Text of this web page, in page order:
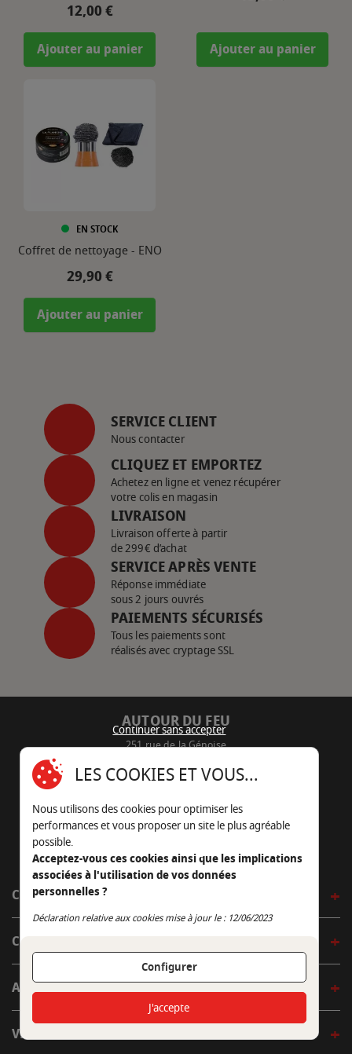
Prix
12,00 €
Ajouter au panier Ajouter au panier
EN STOCK
Coffret de nettoyage - ENO
Prix
29,90 €
Ajouter au panier
SERVICE CLIENT
Nous contacter
CLIQUEZ ET EMPORTEZ
Achetez en ligne et venez récupérer
votre colis en magasin
LIVRAISON
Livraison offerte à partir
de 299€ d’achat
SERVICE APRÈS VENTE
Réponse immédiate
sous 2 jours ouvrés
PAIEMENTS SÉCURISÉS
Tous les paiements sont
réalisés avec cryptage SSL
AUTOUR DU FEU
251 rue de la Génoise
05 45 22 98 09
Nous envoyer un e-mail
CÔTÉ OUTDOOR
CÔTÉ INDOOR
AUTOUR DE LA TABLE
VENIR EN BOUTIQUE
Continuer sans accepter
LES COOKIES ET VOUS...
Nous utilisons des cookies pour optimiser les
performances et vous proposer un site le plus agréable
possible.
Acceptez-vous ces cookies ainsi que les implications
associées à l'utilisation de vos données
personnelles ?
Déclaration relative aux cookies mise à jour le : 12/06/2023
Configurer
Continuer sans accepter
J'accepte